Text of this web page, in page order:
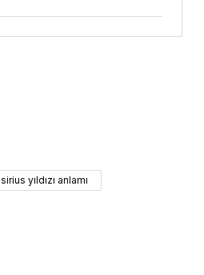
sirius yıldızı anlamı